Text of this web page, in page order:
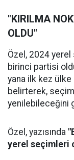
"KIRILMA
OLDU"
Özel, 2024
birinci partisi
yana ilk kez
belirterek, seçim
yenilebileceğini
Özel, yazısında
yerel seçimleri